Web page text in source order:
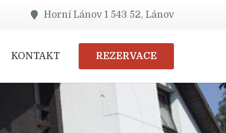
Horní Lánov 1 543 52, Lánov
KONTAKT REZERVACE